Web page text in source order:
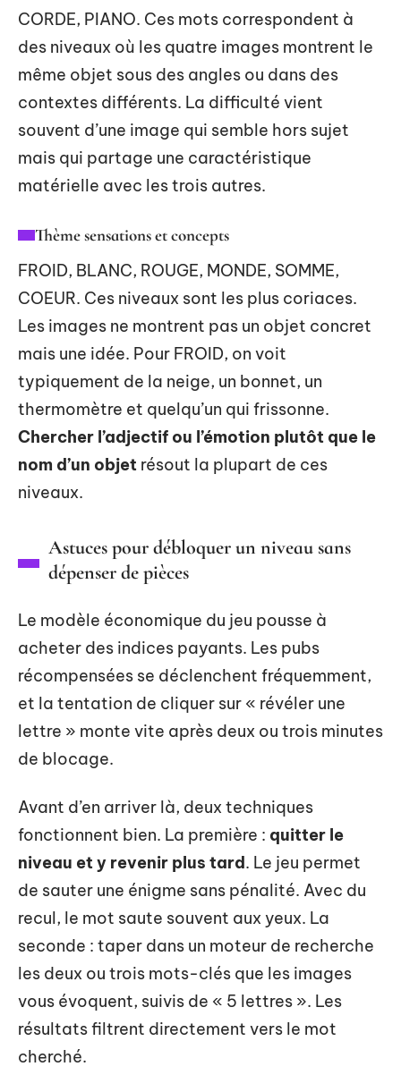
CORDE, PIANO. Ces mots correspondent à
des niveaux où les quatre images montrent le
même objet sous des angles ou dans des
contextes différents. La difficulté vient
souvent d’une image qui semble hors sujet
mais qui partage une caractéristique
matérielle avec les trois autres.
Thème sensations et concepts
FROID, BLANC, ROUGE, MONDE, SOMME,
COEUR. Ces niveaux sont les plus coriaces.
Les images ne montrent pas un objet concret
mais une idée. Pour FROID, on voit
typiquement de la neige, un bonnet, un
thermomètre et quelqu’un qui frissonne.
Chercher l’adjectif ou l’émotion plutôt que le
nom d’un objet résout la plupart de ces
niveaux.
Astuces pour débloquer un niveau sans
dépenser de pièces
Le modèle économique du jeu pousse à
acheter des indices payants. Les pubs
récompensées se déclenchent fréquemment,
et la tentation de cliquer sur « révéler une
lettre » monte vite après deux ou trois minutes
de blocage.
Avant d’en arriver là, deux techniques
fonctionnent bien. La première : quitter le
niveau et y revenir plus tard. Le jeu permet
de sauter une énigme sans pénalité. Avec du
recul, le mot saute souvent aux yeux. La
seconde : taper dans un moteur de recherche
les deux ou trois mots-clés que les images
vous évoquent, suivis de « 5 lettres ». Les
résultats filtrent directement vers le mot
cherché.